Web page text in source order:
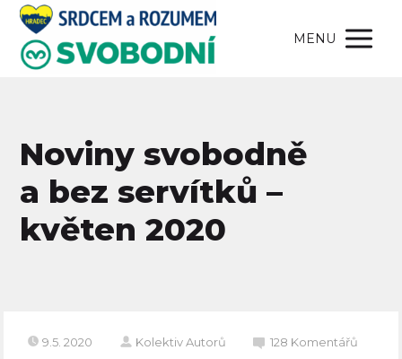
MENU
Noviny svobodně
a bez servítků –
květen 2020
9.5. 2020 Kolektiv Autorů 128 Komentářů